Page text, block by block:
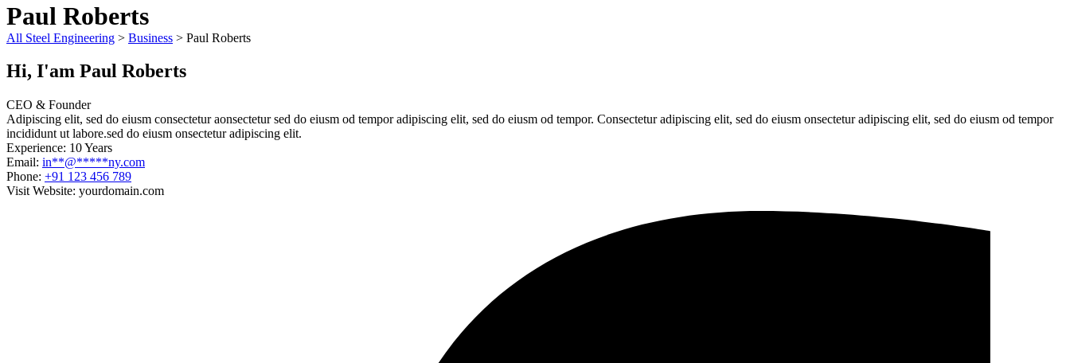
Paul Roberts
All Steel Engineering > Business > Paul Roberts
Hi, I'am Paul Roberts
CEO & Founder
Adipiscing elit, sed do eiusm consectetur aonsectetur sed do eiusm od tempor adipiscing elit, sed do eiusm od tempor. Consectetur adipiscing elit, sed do eiusm onsectetur adipiscing elit, sed do eiusm od tempor
incididunt ut labore.sed do eiusm onsectetur adipiscing elit.
Experience: 10 Years
Email: in**@*****ny.com
Phone: +91 123 456 789
Visit Website: yourdomain.com